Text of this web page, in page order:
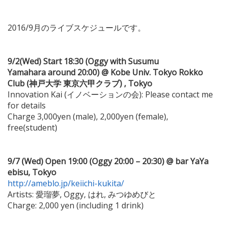
2016/9月のライブスケジュールです。
9/2(Wed) Start 18:30 (Oggy with Susumu
Yamahara around 20:00) @ Kobe Univ. Tokyo Rokko
Club (神戸大学 東京六甲クラブ) , Tokyo
Innovation Kai (イノベーションの会): Please contact me
for details
Charge 3,000yen (male), 2,000yen (female),
free(student)
9/7 (Wed) Open 19:00 (Oggy 20:00 – 20:30) @ bar YaYa
ebisu, Tokyo
http://ameblo.jp/keiichi-kukita/
Artists: 愛瑠夢, Oggy, はれ, みつゆめびと
Charge: 2,000 yen (including 1 drink)